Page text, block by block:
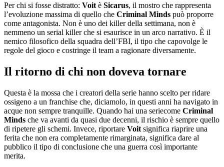
Per chi si fosse distratto: Voit è Sicarus, il mostro che rappresenta
l’evoluzione massima di quello che Criminal Minds può proporre
come antagonista. Non è uno dei killer della settimana, non è
nemmeno un serial killer che si esaurisce in un arco narrativo. È il
nemico filosofico della squadra dell’FBI, il tipo che capovolge le
regole del gioco e costringe il team a ragionare diversamente.
Il ritorno di chi non doveva tornare
Questa è la mossa che i creatori della serie hanno scelto per ridare
ossigeno a un franchise che, diciamolo, in questi anni ha navigato in
acque non sempre tranquille. Quando hai una seriecome Criminal
Minds che va avanti da quasi due decenni, il rischio è sempre quello
di ripetere gli schemi. Invece, riportare Voit significa riaprire una
ferita che non era completamente rimarginata, significa dare al
pubblico il tipo di conclusione che una guerra così importante
merita.